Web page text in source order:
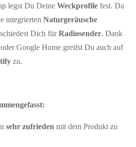
legst Du Deine Weckprofile fest. Da
integrierten Naturgeräusche
Dich fürRadiosender. Dank
Google Home greifst Du auch auf
zu.
sehr zufrieden mit dem Produkt zu